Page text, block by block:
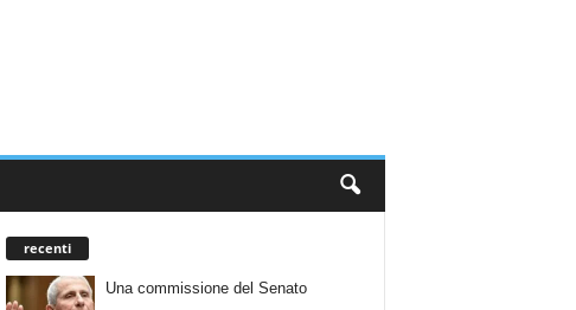
recenti
Una commissione del Senato